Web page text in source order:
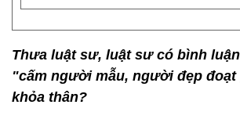
Thưa luật sư, luật sư có bình
"cấm người mẫu, người đẹp
khỏa thân?